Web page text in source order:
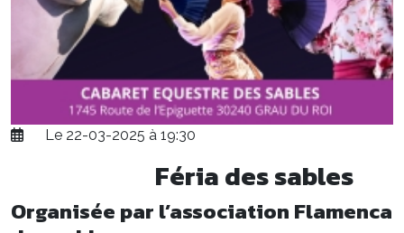
Le 22-03-2025 à 19:30
Féria des sables
Organisée par l’association Flamenca